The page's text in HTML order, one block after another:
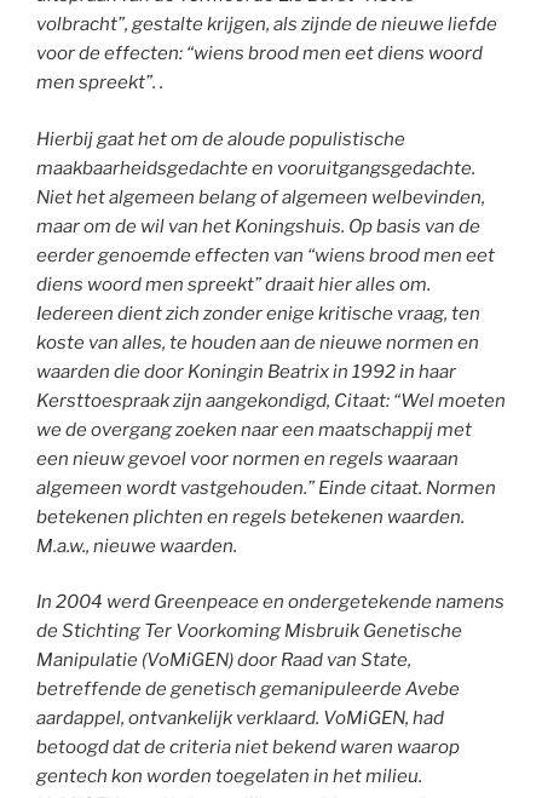
volbracht”, gestalte krijgen, als zijnde de nieuwe liefde
voor de effecten: “wiens brood men eet diens woord
men spreekt”. .
Hierbij gaat het om de aloude populistische
maakbaarheidsgedachte en vooruitgangsgedachte.
Niet het algemeen belang of algemeen welbevinden,
maar om de wil van het Koningshuis. Op basis van de
eerder genoemde effecten van “wiens brood men eet
diens woord men spreekt” draait hier alles om.
Iedereen dient zich zonder enige kritische vraag, ten
koste van alles, te houden aan de nieuwe normen en
waarden die door Koningin Beatrix in 1992 in haar
Kersttoespraak zijn aangekondigd, Citaat: “Wel moeten
we de overgang zoeken naar een maatschappij met
een nieuw gevoel voor normen en regels waaraan
algemeen wordt vastgehouden.” Einde citaat. Normen
betekenen plichten en regels betekenen waarden.
M.a.w., nieuwe waarden.
In 2004 werd Greenpeace en ondergetekende namens
de Stichting Ter Voorkoming Misbruik Genetische
Manipulatie (VoMiGEN) door Raad van State,
betreffende de genetisch gemanipuleerde Avebe
aardappel, ontvankelijk verklaard. VoMiGEN, had
betoogd dat de criteria niet bekend waren waarop
gentech kon worden toegelaten in het milieu.